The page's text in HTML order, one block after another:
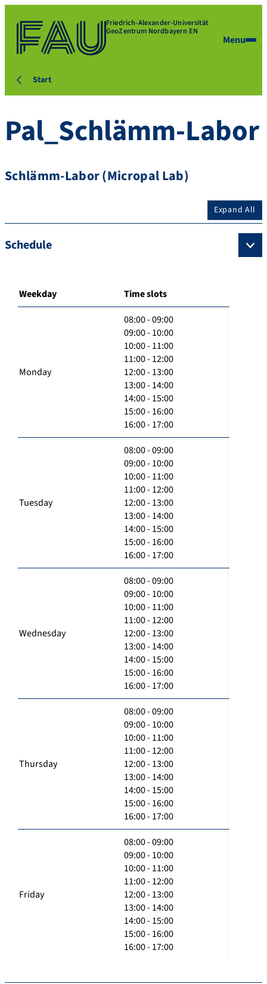
Friedrich-Alexander-Universität
GeoZentrum Nordbayern EN
Menu
Start
Pal_Schlämm-Labor
Schlämm-Labor (Micropal Lab)
Expand All
Schedule
Weekday Time slots
Monday
08:00 - 09:00
09:00 - 10:00
10:00 - 11:00
11:00 - 12:00
12:00 - 13:00
13:00 - 14:00
14:00 - 15:00
15:00 - 16:00
16:00 - 17:00
Tuesday
08:00 - 09:00
09:00 - 10:00
10:00 - 11:00
11:00 - 12:00
12:00 - 13:00
13:00 - 14:00
14:00 - 15:00
15:00 - 16:00
16:00 - 17:00
Wednesday
08:00 - 09:00
09:00 - 10:00
10:00 - 11:00
11:00 - 12:00
12:00 - 13:00
13:00 - 14:00
14:00 - 15:00
15:00 - 16:00
16:00 - 17:00
Thursday
08:00 - 09:00
09:00 - 10:00
10:00 - 11:00
11:00 - 12:00
12:00 - 13:00
13:00 - 14:00
14:00 - 15:00
15:00 - 16:00
16:00 - 17:00
Friday
08:00 - 09:00
09:00 - 10:00
10:00 - 11:00
11:00 - 12:00
12:00 - 13:00
13:00 - 14:00
14:00 - 15:00
15:00 - 16:00
16:00 - 17:00